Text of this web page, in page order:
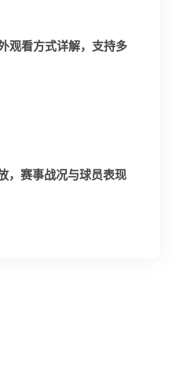
观看方式详解，支持多
，赛事战况与球员表现